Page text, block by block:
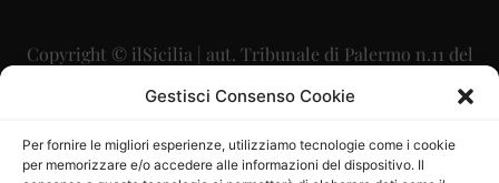
Gestisci Consenso Cookie
Per fornire le migliori esperienze, utilizziamo tecnologie come i cookie
per memorizzare e/o accedere alle informazioni del dispositivo. Il
Copyright © ilSicilia | aut. Tribunale di Palermo n.11 del
29/09/2015